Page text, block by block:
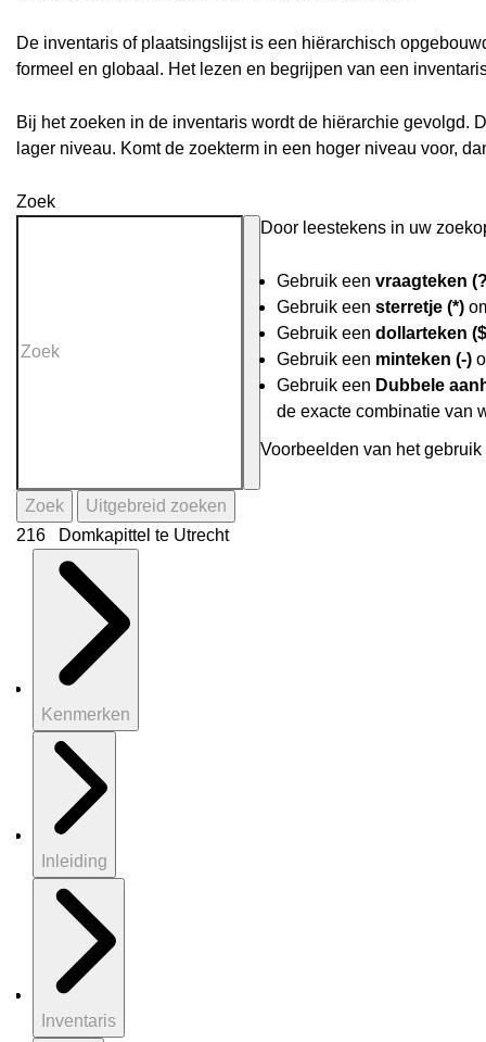
De inventaris of plaatsingslijst is een hiërarchisch
formeel en globaal. Het lezen en begrijpen van een
Bij het zoeken in de inventaris wordt de hiërarchie gevolgd.
lager niveau. Komt de zoekterm in een hoger niveau voor,
Zoek
Door leestekens in uw
Gebruik een vraagteken
Gebruik een sterretje (*)
Gebruik een dollarteken
Gebruik een minteken (-)
Gebruik een Dubbele
de exacte combinatie van
Voorbeelden van het
Zoek
Uitgebreid zoeken
216 Domkapittel te Utrecht
Kenmerken
Inleiding
Inventaris